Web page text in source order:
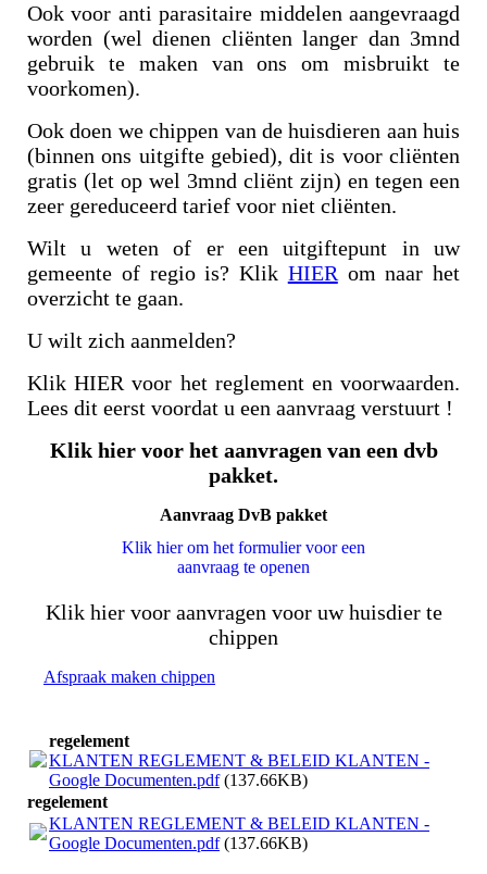
Ook voor anti parasitaire middelen aangevraagd
worden (wel dienen cliënten langer dan 3mnd
gebruik te maken van ons om misbruikt te
voorkomen).
Ook doen we chippen van de huisdieren aan huis
(binnen ons uitgifte gebied), dit is voor cliënten
gratis (let op wel 3mnd cliënt zijn) en tegen een
zeer gereduceerd tarief voor niet cliënten.
Wilt u weten of er een uitgiftepunt in uw
gemeente of regio is? Klik HIER om naar het
overzicht te gaan.
U wilt zich aanmelden?
Klik HIER voor het reglement en voorwaarden.
Lees dit eerst voordat u een aanvraag verstuurt !
Klik hier voor het aanvragen van een dvb
pakket.
Aanvraag DvB pakket
Klik hier om het formulier voor een
aanvraag te openen
Klik hier voor aanvragen voor uw huisdier te
chippen
Afspraak maken chippen
regelement
KLANTEN REGLEMENT & BELEID KLANTEN -
Google Documenten.pdf(137.66KB)
regelement
KLANTEN REGLEMENT & BELEID KLANTEN -
Google Documenten.pdf(137.66KB)